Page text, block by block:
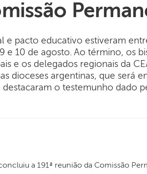
e pacto educativo estiveram
e 10 de agosto. Ao término, os
e os delegados regionais da
dioceses argentinas, que será
destacaram o testemunho dado
a 191ª reunião da Comissão